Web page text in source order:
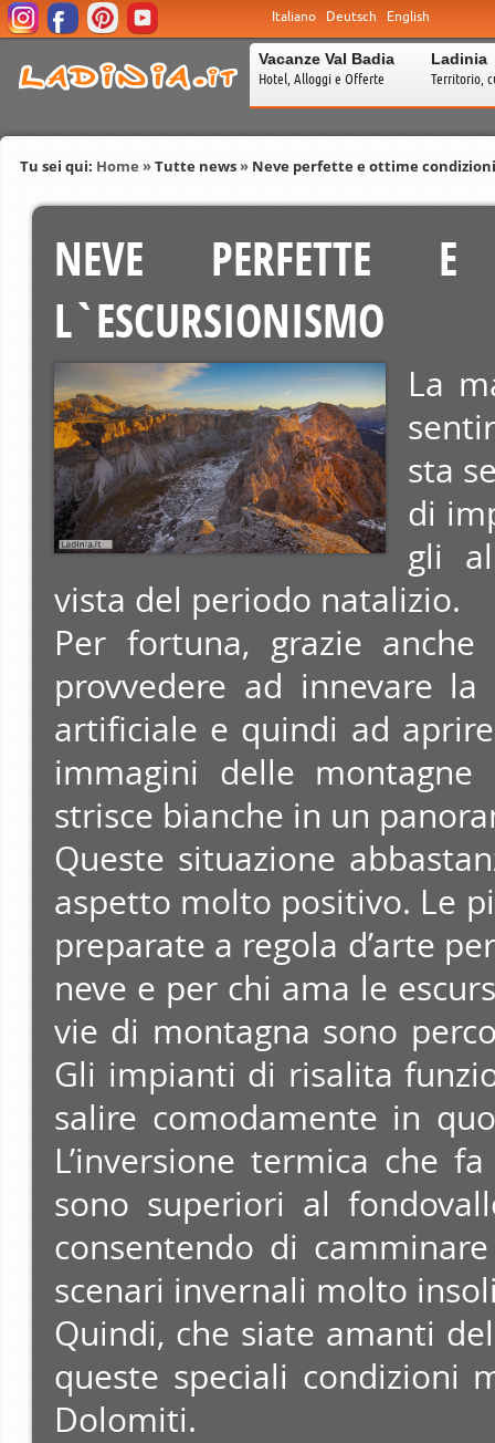
Italiano Deutsch English
Vacanze Val Badia
Hotel, Alloggi e Offerte
Ladinia
Territorio,
Tu sei qui: Home»Tutte news» Neve perfette e ottime
NEVE PERFETTE
L`ESCURSIONISMO
La
sta
di
gli
vista del periodo natalizio.
Per fortuna, grazie
provvedere ad innevare
artificiale e quindi ad
immagini delle
strisce bianche in un
Queste situazione
aspetto molto positivo. Le
preparate a regola d’arte
neve e per chi ama le
vie di montagna sono
Gli impianti di risalita
salire comodamente in
L’inversione termica che
sono superiori al
consentendo di
scenari invernali molto
Quindi, che siate amanti
queste speciali condizioni
Dolomiti.